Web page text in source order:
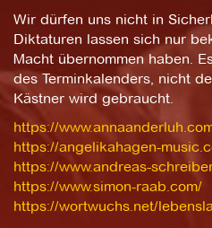
Wir dürfen uns nicht in
Diktaturen lassen sich nur
Macht übernommen haben.
des Terminkalenders, nicht
Kästner wird gebraucht.
https://
https://angelikahagen-
https://www.andreas-
https://www.simon-raab.com/
https://wortwuchs.net/